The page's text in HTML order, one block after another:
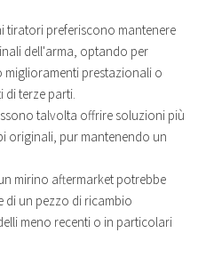
tiratori preferiscono mantenere
dell'arma, optando per
miglioramenti prestazionali o
di terze parti.
talvolta offrire soluzioni più
originali, pur mantenendo un
mirino aftermarket potrebbe
di un pezzo di ricambio
meno recenti o in particolari